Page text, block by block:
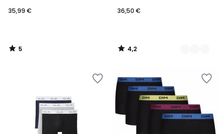
35,99 €
5
/
36,50 €
4,2
/